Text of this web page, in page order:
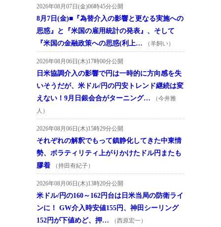
2026年08月07日(金)06時45分公開
8月7日(金)■『為替介入の影響と更なる実施への
思惑』と『米国の雇用統計の発表』、そして
『米国の金融政策への思惑(利上…
（羊飼い）
2026年08月06日(木)17時00分公開
日米協調介入の影響で円は一時的に方向感を失
いそうだが、米ドル/円の円安トレンド継続は変
えない！9月日銀会合がターニング…
（今井雅
人）
2026年08月06日(木)15時29分公開
それぞれの解釈でもって鎮静化してきた中東情
勢、ボラティリティ上がりかけたドル円またも
膠着
（持田有紀子）
2026年08月06日(木)13時20分公開
米ドル/円の160～162円台は日米当局の防衛ライ
ンに！ GW介入時安値155円、神田シーリング
152円が下値めど、押…
（西原宏一）